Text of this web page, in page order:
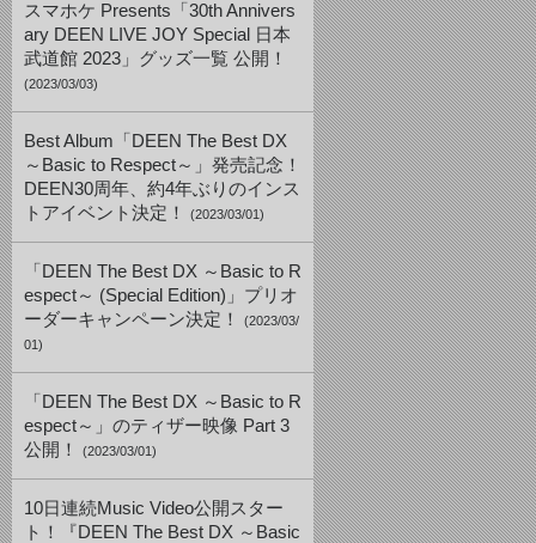
スマホケ Presents「30th Annivers
ary DEEN LIVE JOY Special 日本
武道館 2023」グッズ一覧 公開！
(2023/03/03)
Best Album「DEEN The Best DX
～Basic to Respect～」発売記念！
DEEN30周年、約4年ぶりのインス
トアイベント決定！
(2023/03/01)
「DEEN The Best DX ～Basic to R
espect～ (Special Edition)」プリオ
ーダーキャンペーン決定！
(2023/03/
01)
「DEEN The Best DX ～Basic to R
espect～」のティザー映像 Part 3
公開！
(2023/03/01)
10日連続Music Video公開スター
ト！『DEEN The Best DX ～Basic